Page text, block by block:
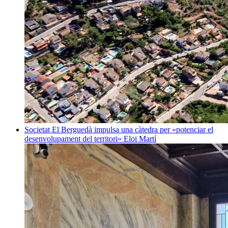
Societat El Berguedà impulsa una càtedra per «potenciar el
desenvolupament del territori» Eloi Martí